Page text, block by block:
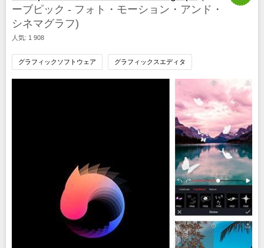
ーブピック - フォト・モーション・アンド・
シネマグラフ)
人気: 1 908
グラフィックソフトウェア グラフィックスエディタ